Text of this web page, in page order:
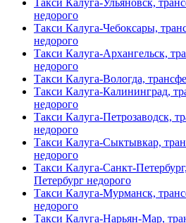
недорого
Такси Калуга-Чебоксары,
недорого
Такси Калуга-Архангельск,
недорого
Такси Калуга-Вологда,
Такси Калуга-Калининград,
недорого
Такси Калуга-Петрозаводск,
недорого
Такси Калуга-Сыктывкар,
недорого
Такси Калуга-Санкт-
Петербург недорого
Такси Калуга-Мурманск,
недорого
Такси Калуга-Нарьян-Мар,